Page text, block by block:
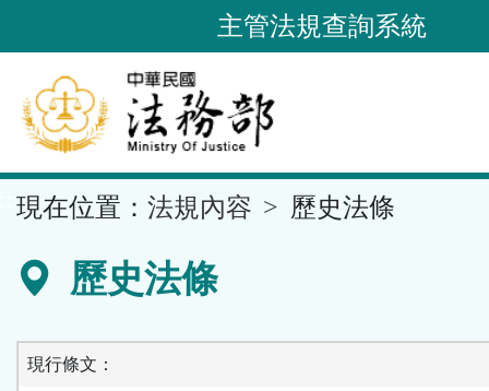
到
要
內
容
區
主管法規查詢系統
現在位置： 法規內容 歷史法條
歷史法條
現行條文：